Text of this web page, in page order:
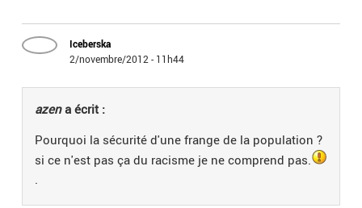
Iceberska
2/novembre/2012 - 11h44
azena écrit :
Pourquoi la sécurité d'une frange de la population ?
si ce n'est pas ça du racisme je ne comprend pas.
.